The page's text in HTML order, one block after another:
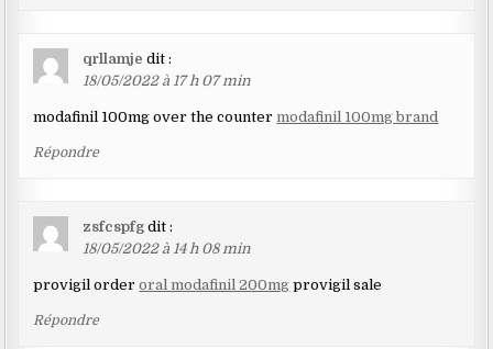
qrllamje dit :
18/05/2022 à 17 h 07 min
modafinil 100mg over the countermodafinil 100mg brand
Répondre
zsfcspfg dit :
18/05/2022 à 14 h 08 min
provigil orderoral modafinil 200mg provigil sale
Répondre